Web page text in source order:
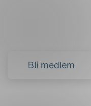
Bli medlem